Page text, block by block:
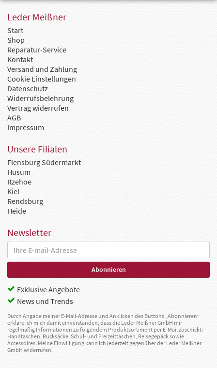
Leder Meißner
Start
Shop
Reparatur-Service
Kontakt
Versand und Zahlung
Cookie Einstellungen
Datenschutz
Widerrufsbelehrung
Vertrag widerrufen
AGB
Impressum
Unsere Filialen
Flensburg Südermarkt
Husum
Itzehoe
Kiel
Rendsburg
Heide
Newsletter
Exklusive Angebote
News und Trends
Durch Angabe meiner E-Mail-Adresse und Anklicken des Buttons „Abonnieren“
erkläre ich mich damit einverstanden, dass die Leder Meißner GmbH mir
regelmäßig Informationen zu folgendem Produktsortiment per E-Mail zuschickt:
Handtaschen, Rucksäcke, Schul- und Freizeittaschen, Reisegepäck sowie
Accessoires. Meine Einwilligung kann ich jederzeit gegenüber der Leder Meißner
GmbH widerrufen.